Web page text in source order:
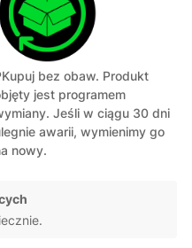
bez obaw. Produkt
jest programem
Jeśli w ciągu 30 dni
awarii, wymienimy go
nowy.